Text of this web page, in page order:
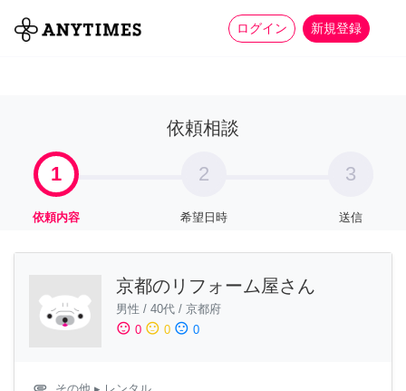
ログイン 新規登録
全て 家事 more_horiz
依頼相談
1
依頼内容
2
希望日時
3
送信
京都のリフォーム屋さん
男性 / 40代 / 京都府
sentiment_satisfied 0 sentiment_neutral 0 sentiment_dissatisfied 0